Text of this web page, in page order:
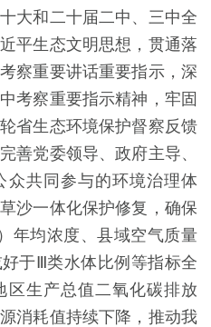
大和二十届二中、三中全
平生态文明思想，贯通落
察重要讲话重要指示，深
考察重要指示精神，牢固
省生态环境保护督察反馈
善党委领导、政府主导、
众共同参与的环境治理体
沙一体化保护修复，确保
年均浓度、县域空气质量
于Ⅲ类水体比例等指标全
区生产总值二氧化碳排放
消耗值持续下降，推动我